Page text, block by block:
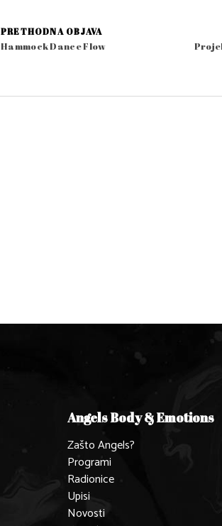
PRETHODNA OBJAVA
Hammock Dance Flow
Angels Body & Emotions
Zašto Angels?
Programi
Radionice
Upisi
Novosti